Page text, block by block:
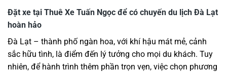
Đặt xe tại Thuê Xe Tuấn Ngọc để có chuyến du lịch Đà Lạt
hoàn hảo
Đà Lạt – thành phố ngàn hoa, với khí hậu mát mẻ, cảnh
sắc hữu tình, là điểm đến lý tưởng cho mọi du khách. Tuy
nhiên, để hành trình thêm phần trọn vẹn, việc chọn phương